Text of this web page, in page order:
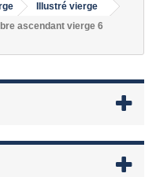
Illustré vierge
ascendant vierge 6